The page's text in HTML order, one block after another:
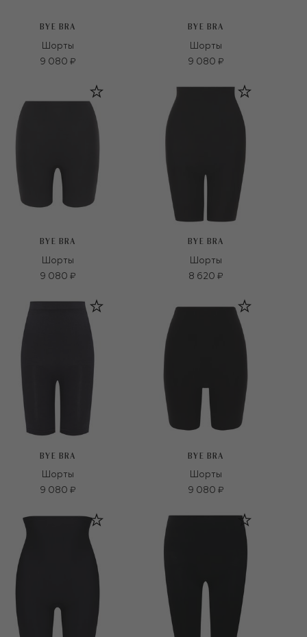
BYE BRA
Шорты
9 080 ₽
BYE BRA
Шорты
9 080 ₽
BYE BRA
Шорты
9 080 ₽
BYE BRA
Шорты
8 620 ₽
BYE BRA
Шорты
9 080 ₽
BYE BRA
Шорты
9 080 ₽